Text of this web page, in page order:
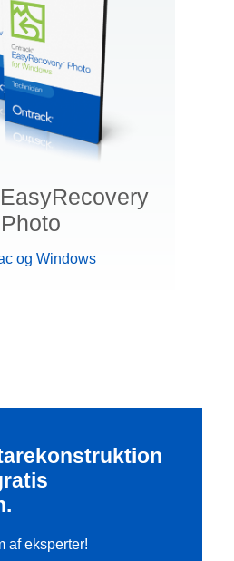
Photo
og Windows
af eksperter!